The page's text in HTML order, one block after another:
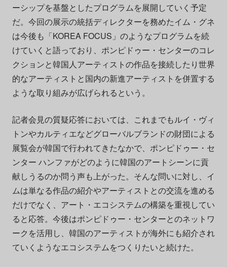
ーシップを基盤としたプログラムを展開していく予定
だ。今回の展示の統括ディレクターを務めたイム・グネ
は今後も「KOREA FOCUS」のようなプログラムを続
けていくと語っており、ポンピドゥー・センターのコレ
クションと韓国人アーティストの作品を接続したり世界
的なアーティストと国内の新進アーティストを併置する
ような取り組みが広げられるという。
記者会見の質疑応答においては、これまでもルイ・ヴィ
トンやカルティエなどグローバルブランドの財団による
展覧会が韓国で行われてきたなかで、ポンピドゥー・セ
ンター ハンファがどのように韓国のアートシーンに貢
献しうるのか問う声も上がった。そんな問いに対し、イ
ムは単なる作品の紹介やアーティストとの交流を進める
だけでなく、アート・エコシステムの構築を重視してい
ると応答。今後はポンピドゥー・センターとのネットワ
ークを活用し、韓国のアーティストが海外にも紹介され
ていくようなエコシステムをつくりたいと続けた。